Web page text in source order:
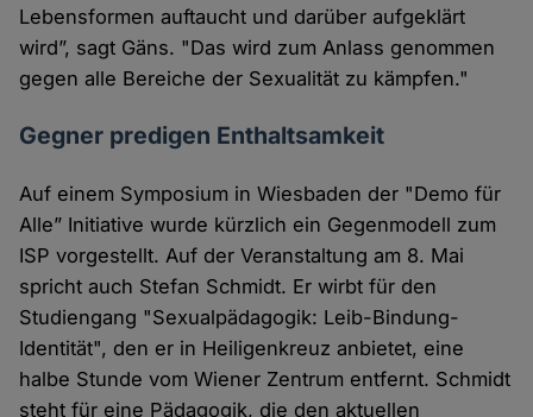
Lebensformen auftaucht und darüber aufgeklärt
wird”, sagt Gäns. "Das wird zum Anlass genommen
gegen alle Bereiche der Sexualität zu kämpfen."
Gegner predigen Enthaltsamkeit
Auf einem Symposium in Wiesbaden der "Demo für
Alle” Initiative wurde kürzlich ein Gegenmodell zum
ISP vorgestellt. Auf der Veranstaltung am 8. Mai
spricht auch Stefan Schmidt. Er wirbt für den
Studiengang "Sexualpädagogik: Leib-Bindung-
Identität", den er in Heiligenkreuz anbietet, eine
halbe Stunde vom Wiener Zentrum entfernt. Schmidt
steht für eine Pädagogik, die den aktuellen